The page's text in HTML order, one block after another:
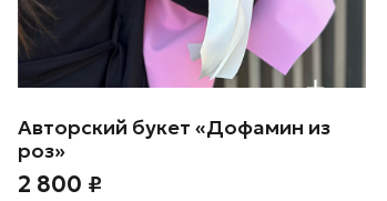
Авторский букет «Дофамин из
роз»
2 800 ₽